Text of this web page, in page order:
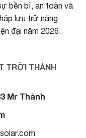
bền bỉ, an toàn và
lưu trữ năng
đại năm 2026.
TRỜI THÀNH
Mr Thành